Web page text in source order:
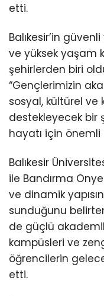
etti.
Balıkesir’in
ve yüksek yaşam
şehirlerden biri
“Gençlerimizin
sosyal, kültürel ve
destekleyecek bir
hayatı için
Balıkesir
ile Bandırma
ve dinamik
sunduğunu
de güçlü
kampüsleri ve
öğrencilerin
etti.